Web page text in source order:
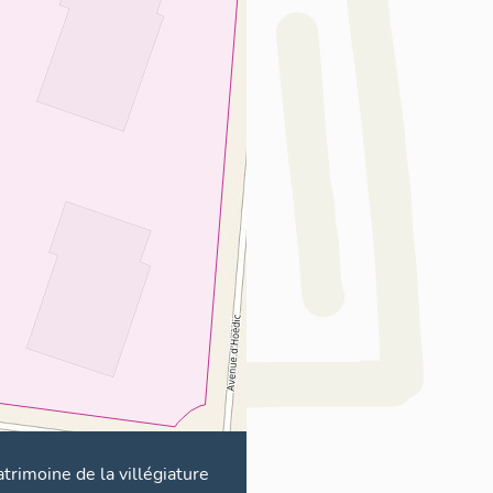
de la villégiature